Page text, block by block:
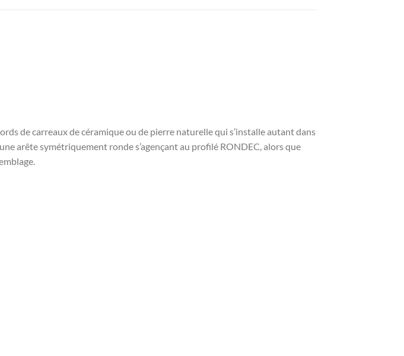
de carreaux de céramique ou de pierre naturelle qui s’installe autant dans
arête symétriquement ronde s’agençant au profilé RONDEC, alors que